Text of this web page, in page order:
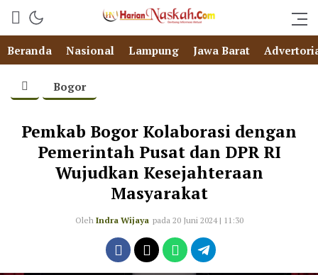
Beranda Nasional Lampung Jawa Barat
Bogor
Pemkab Bogor Kolaborasi dengan
Pemerintah Pusat dan DPR RI
Wujudkan Kesejahteraan
Masyarakat
Oleh Indra Wijaya pada 20 Juni 2024 | 11:30